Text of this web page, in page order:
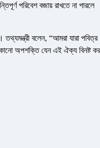
পরিবেশ বজায় রাখতে না পারলে
তথ্যমন্ত্রী বলেন, “আমরা যারা পবিত্র
কোনো অপশক্তি যেন এই ঐক্য বিনষ্ট